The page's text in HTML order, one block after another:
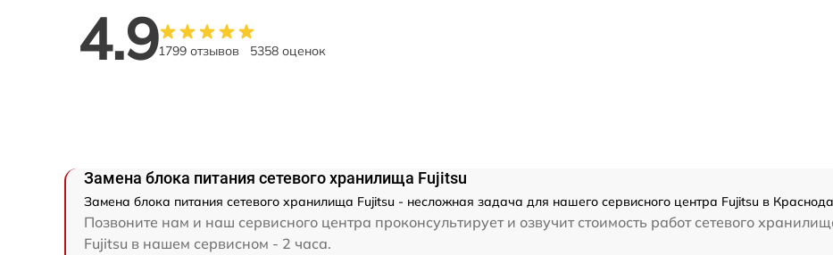
4.91799 отзывов 5358 оценок
Замена блока питания сетевого хранилища Fujitsu
Замена блока питания сетевого хранилища Fujitsu - несложная задача для нашего сервисного центра Fujitsu в
Позвоните нам и наш сервисного центра проконсультирует и озвучит стоимость работ сетевого
Fujitsu в нашем сервисном - 2 часа.